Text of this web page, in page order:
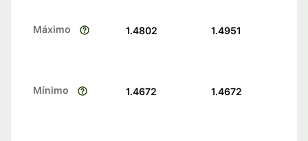
Máximo 1.4802 1.4951
Mínimo 1.4672 1.4672